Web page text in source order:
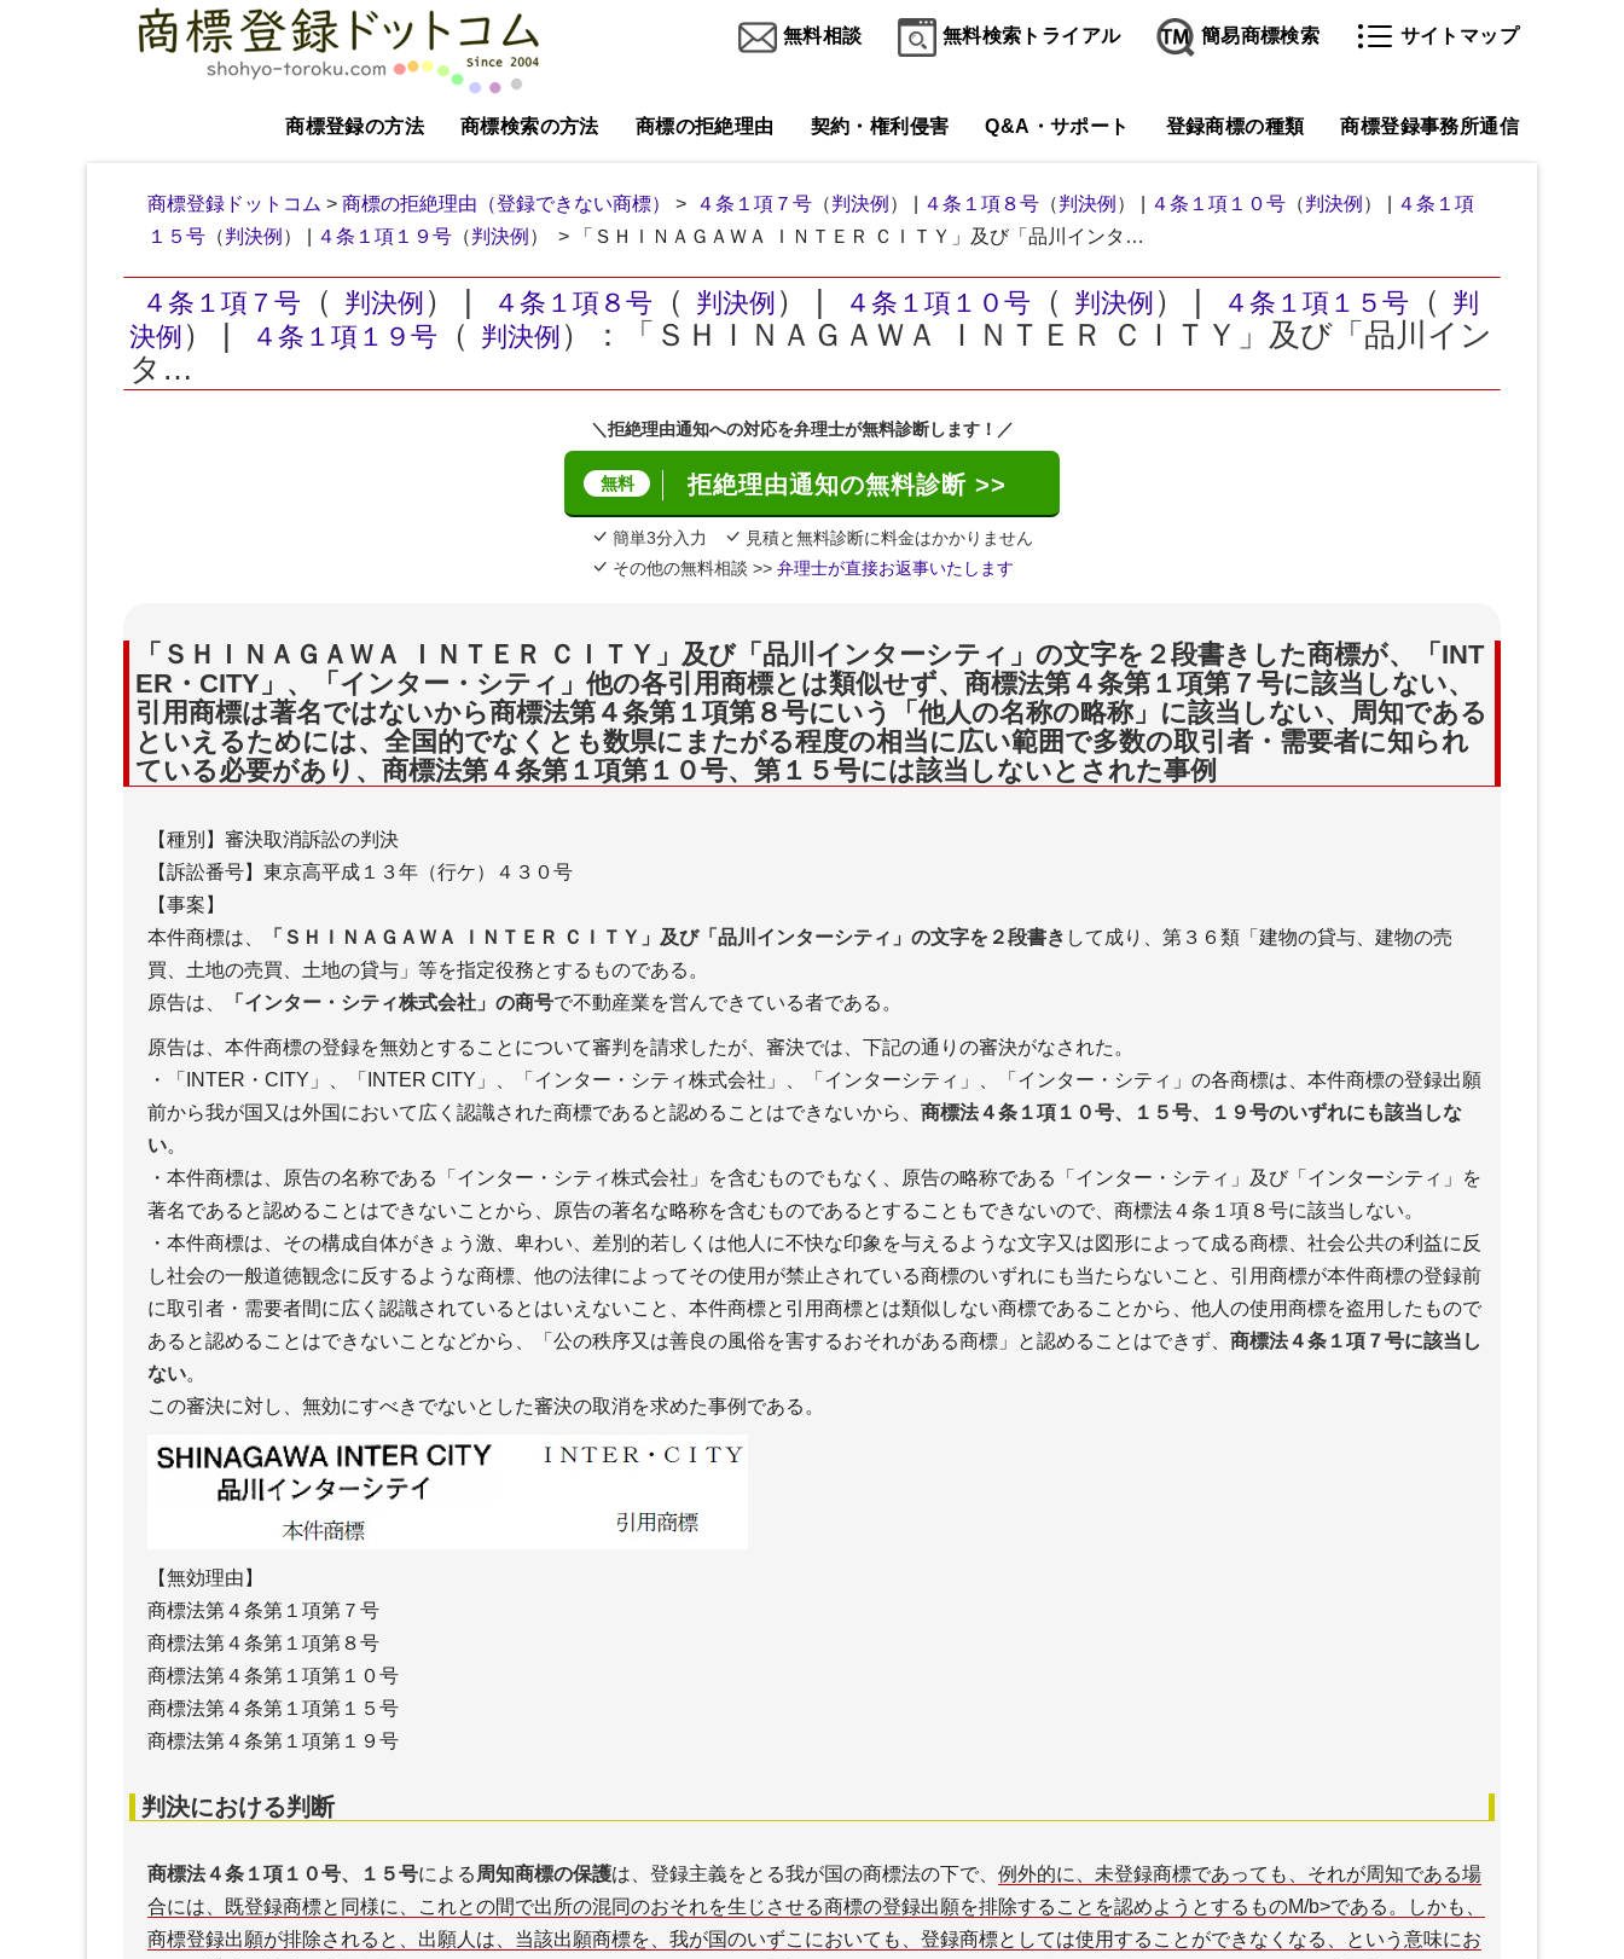
無料相談 無料検索トライアル 簡易商標検索 サイトマップ
商標登録の方法 商標検索の方法 商標の拒絶理由 契約・権利侵害 Q&A・サポート 登録商標の種類 商標登録事務所通信
商標登録ドットコム > 商標の拒絶理由（登録できない商標） > ４条１項７号 （判決例 ） | ４条１項８号 （判決例 ） | ４条１項１０号 （判決例 ） |
４条１項
１５号 （判決例 ） | ４条１項１９号 （判決例 ） > 「ＳＨＩＮＡＧＡＷＡ ＩＮＴＥＲ ＣＩＴＹ」及び「品川インタ…
４条１項７号 （ 判決例 ） | ４条１項８号 （ 判決例 ） | ４条１項１０号 （ 判決例 ） | ４条１項１５号 （ 判
決例 ） | ４条１項１９号 （ 判決例 ）：「ＳＨＩＮＡＧＡＷＡ ＩＮＴＥＲ ＣＩＴＹ」及び「品川イン
タ…
＼拒絶理由通知への対応を弁理士が無料診断します！／
無料 拒絶理由通知の無料診断 >>
簡単3分入力
見積と無料診断に料金はかかりません
その他の無料相談 >>弁理士が直接お返事いたします
「ＳＨＩＮＡＧＡＷＡ ＩＮＴＥＲ ＣＩＴＹ」及び「品川インターシティ」の文字を２段書きした商標が、「INT
ER・CITY」、「インター・シティ」他の各引用商標とは類似せず、商標法第４条第１項第７号に該当しない、
引用商標は著名ではないから商標法第４条第１項第８号にいう「他人の名称の略称」に該当しない、周知である
といえるためには、全国的でなくとも数県にまたがる程度の相当に広い範囲で多数の取引者・需要者に知られ
ている必要があり、商標法第４条第１項第１０号、第１５号には該当しないとされた事例
【種別】審決取消訴訟の判決
【訴訟番号】東京高平成１３年（行ケ）４３０号
【事案】
本件商標は、
「ＳＨＩＮＡＧＡＷＡ ＩＮＴＥＲ ＣＩＴＹ」及び「品川インターシティ」の文字を２段書き して成り、第３６類「建物の貸与、建物の売
買、土地の売買、土地の貸与」等を指定役務とするものである。
原告は、
「インター・シティ株式会社」の商号で不動産業を営んできている者である。
原告は、本件商標の登録を無効とすることについて審判を請求したが、審決では、下記の通りの審決がなされた。
・「INTER・CITY」、「INTER CITY」、「インター・シティ株式会社」、「インターシティ」、「インター・シティ」の各商標は、本件商標の登録出願
前から我が国又は外国において広く認識された商標であると認めることはできないから、 商標法４条１項１０号、１５号、１９号のいずれにも該当しな
い。
・本件商標は、原告の名称である「インター・シティ株式会社」を含むものでもなく、原告の略称である「インター・シティ」及び「インターシティ」を
著名であると認めることはできないことから、原告の著名な略称を含むものであるとすることもできないので、商標法４条１項８号に該当しない。
・本件商標は、その構成自体がきょう激、卑わい、差別的若しくは他人に不快な印象を与えるような文字又は図形によって成る商標、社会公共の利益に反
し社会の一般道徳観念に反するような商標、他の法律によってその使用が禁止されている商標のいずれにも当たらないこと、引用商標が本件商標の登録前
に取引者・需要者間に広く認識されているとはいえないこと、本件商標と引用商標とは類似しない商標であることから、他人の使用商標を盗用したもので
あると認めることはできないことなどから、「公の秩序又は善良の風俗を害するおそれがある商標」と認めることはできず、 商標法４条１項７号に該当し
ない。
この審決に対し、無効にすべきでないとした審決の取消を求めた事例である。
【無効理由】
商標法第４条第１項第７号
商標法第４条第１項第８号
商標法第４条第１項第１０号
商標法第４条第１項第１５号
商標法第４条第１項第１９号
判決における判断
商標法４条１項１０号、１５号による 周知商標の保護は、登録主義をとる我が国の商標法の下で、 例外的に、未登録商標であっても、それが周知である場
合には、既登録商標と同様に、これとの間で出所の混同のおそれを生じさせる商標の登録出願を排除することを認めようとするものM/b>である。しかも、
商標登録出願が排除されると、出願人は、当該出願商標を、我が国のいずこにおいても、登録商標としては使用することができなくなる、という意味にお